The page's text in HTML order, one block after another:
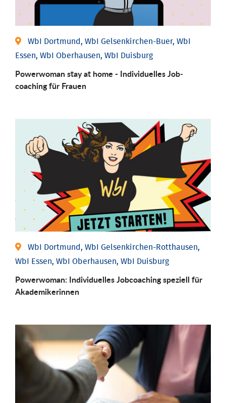
WbI Dortmund, WbI Gelsenkirchen-Buer, WbI
Essen, WbI Oberhausen, WbI Duisburg
Powerwoman stay at home - Individu­elles Job­
coaching für Frauen
WbI Dortmund, WbI Gelsenkirchen-Rotthausen,
WbI Essen, WbI Oberhausen, WbI Duisburg
Powerwoman: Individu­elles Job­coaching speziell für
Aka­demiker­innen